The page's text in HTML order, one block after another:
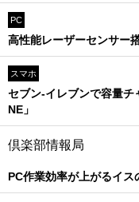
PC
高性能レーザーセンサー
スマホ
セブン-イレブンで容量
NE」
倶楽部情報局
PC作業効率が上がるイス